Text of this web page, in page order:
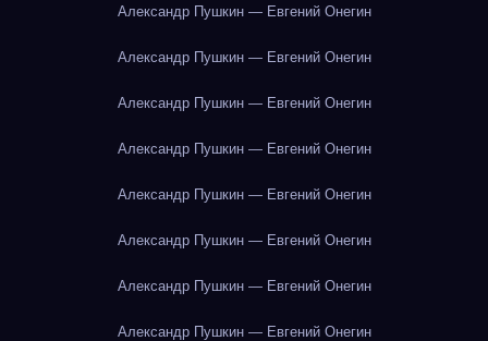
Александр Пушкин — Евгений Онегин
Александр Пушкин — Евгений Онегин
Александр Пушкин — Евгений Онегин
Александр Пушкин — Евгений Онегин
Александр Пушкин — Евгений Онегин
Александр Пушкин — Евгений Онегин
Александр Пушкин — Евгений Онегин
Александр Пушкин — Евгений Онегин